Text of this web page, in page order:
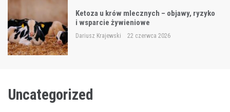
Ketoza u krów mlecznych – objawy, ryzyko
i wsparcie żywieniowe
Dariusz Krajewski 22 czerwca 2026
Uncategorized